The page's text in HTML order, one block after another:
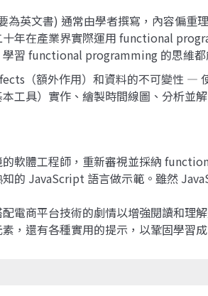
英文書) 通常由學者撰寫，內容偏重
年在產業界實際運用 functional
習 functional programming 的思維
（額外作用）和資料的不可變性 —
具）實作、繪製時間線圖、分析並
軟體工程師，重新審視並採納
的 JavaScript 語言做示範。雖然
電商平台技術的劇情以增強閱讀和理解
，還有各種實用的提示，以鞏固學習